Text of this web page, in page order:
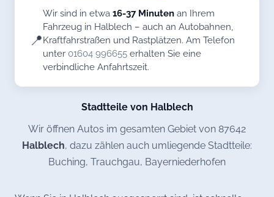
📍
Wir sind in etwa 16-37 Minuten an Ihrem
Fahrzeug in Halblech – auch an Autobahnen,
Kraftfahrstraßen und Rastplätzen. Am Telefon
unter 01604 996655 erhalten Sie eine
verbindliche Anfahrtszeit.
Stadtteile von Halblech
Wir öffnen Autos im gesamten Gebiet von 87642
Halblech, dazu zählen auch umliegende Stadtteile:
Buching, Trauchgau, Bayerniederhofen